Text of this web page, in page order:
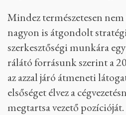
Mindez természetesen
nagyon is átgondolt
szerkesztőségi munkára
rálátó forrásunk szerint a
az azzal járó átmeneti
elsőséget élvez a
megtartsa vezető pozícióját.